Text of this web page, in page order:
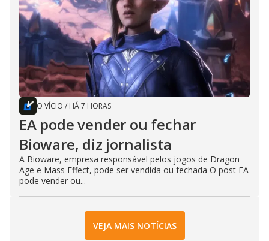
O VÍCIO / HÁ 7 HORAS
EA pode vender ou fechar
Bioware, diz jornalista
A Bioware, empresa responsável pelos jogos de Dragon
Age e Mass Effect, pode ser vendida ou fechada O post EA
pode vender ou...
VEJA MAIS NOTÍCIAS